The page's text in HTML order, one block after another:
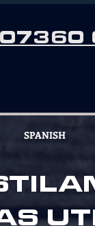
07360
SPANISH